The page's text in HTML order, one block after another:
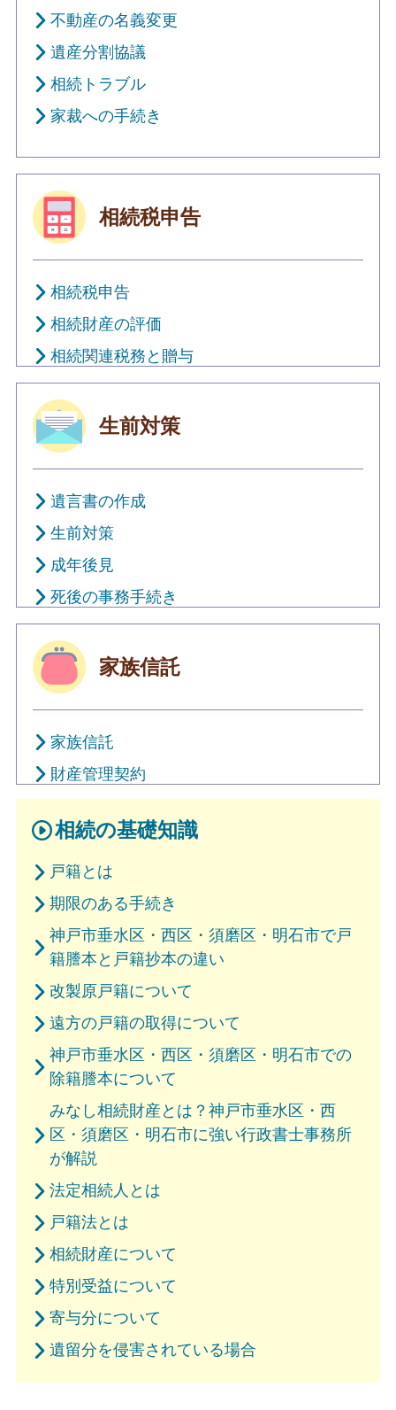
不動産の名義変更
遺産分割協議
相続トラブル
家裁への手続き
相続税申告
相続税申告
相続財産の評価
相続関連税務と贈与
生前対策
遺言書の作成
生前対策
成年後見
死後の事務手続き
家族信託
家族信託
財産管理契約
相続の基礎知識
戸籍とは
期限のある手続き
神戸市垂水区・西区・須磨区・明石市で戸
籍謄本と戸籍抄本の違い
改製原戸籍について
遠方の戸籍の取得について
神戸市垂水区・西区・須磨区・明石市での
除籍謄本について
みなし相続財産とは？神戸市垂水区・西
区・須磨区・明石市に強い行政書士事務所
が解説
法定相続人とは
戸籍法とは
相続財産について
特別受益について
寄与分について
遺留分を侵害されている場合